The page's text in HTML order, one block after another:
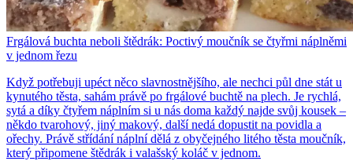
Frgálová buchta neboli štědrák: Poctivý moučník se čtyřmi náplněmi
v jednom řezu
Když potřebuji upéct něco slavnostnějšího, ale nechci půl dne stát u
kynutého těsta, sahám právě po frgálové buchtě na plech. Je rychlá,
sytá a díky čtyřem náplním si u nás doma každý najde svůj kousek –
někdo tvarohový, jiný makový, další nedá dopustit na povidla a
ořechy. Právě střídání náplní dělá z obyčejného litého těsta moučník,
který připomene štědrák i valašský koláč v jednom.